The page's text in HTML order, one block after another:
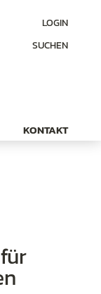
LOGIN
SUCHEN
KONTAKT